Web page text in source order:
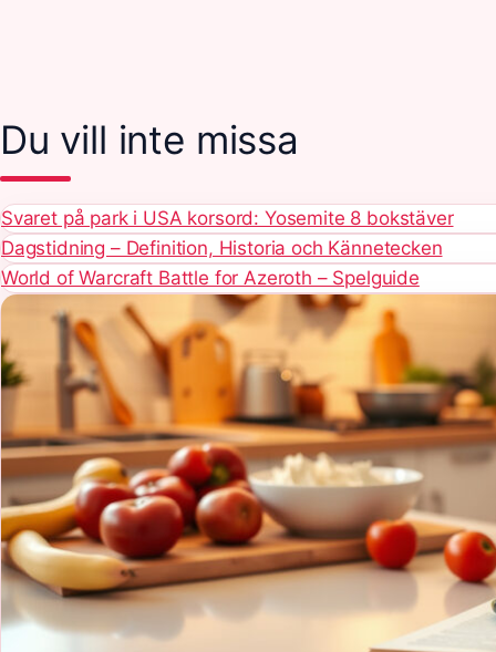
Du vill inte missa
Svaret på park i USA korsord: Yosemite 8 bokstäver
Dagstidning – Definition, Historia och Kännetecken
World of Warcraft Battle for Azeroth – Spelguide